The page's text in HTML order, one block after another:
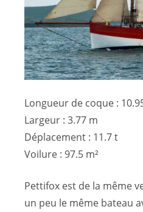
Longueur de coque :
Largeur : 3.77 m
Déplacement : 11.7 t
Voilure : 97.5 m²
Pettifox est de la même
un peu le même bateau